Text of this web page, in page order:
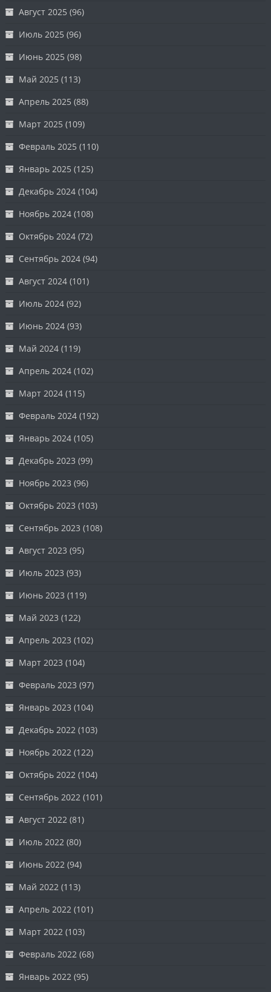
Август 2025 (96)
Июль 2025 (96)
Июнь 2025 (98)
Май 2025 (113)
Апрель 2025 (88)
Март 2025 (109)
Февраль 2025 (110)
Январь 2025 (125)
Декабрь 2024 (104)
Ноябрь 2024 (108)
Октябрь 2024 (72)
Сентябрь 2024 (94)
Август 2024 (101)
Июль 2024 (92)
Июнь 2024 (93)
Май 2024 (119)
Апрель 2024 (102)
Март 2024 (115)
Февраль 2024 (192)
Январь 2024 (105)
Декабрь 2023 (99)
Ноябрь 2023 (96)
Октябрь 2023 (103)
Сентябрь 2023 (108)
Август 2023 (95)
Июль 2023 (93)
Июнь 2023 (119)
Май 2023 (122)
Апрель 2023 (102)
Март 2023 (104)
Февраль 2023 (97)
Январь 2023 (104)
Декабрь 2022 (103)
Ноябрь 2022 (122)
Октябрь 2022 (104)
Сентябрь 2022 (101)
Август 2022 (81)
Июль 2022 (80)
Июнь 2022 (94)
Май 2022 (113)
Апрель 2022 (101)
Март 2022 (103)
Февраль 2022 (68)
Январь 2022 (95)